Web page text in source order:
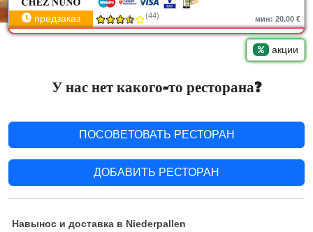
предзаказ (44) мин: 20.00 €
акции
У нас нет какого-то ресторана?
ПОСОВЕТОВАТЬ РЕСТОРАН
ДОБАВИТЬ РЕСТОРАН
Навынос и доставка в Niederpallen